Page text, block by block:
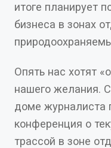
итоге планирует
бизнеса в зонах
Опять нас хотят
нашего желания.
доме журналиста
конференция о
трассой в зоне